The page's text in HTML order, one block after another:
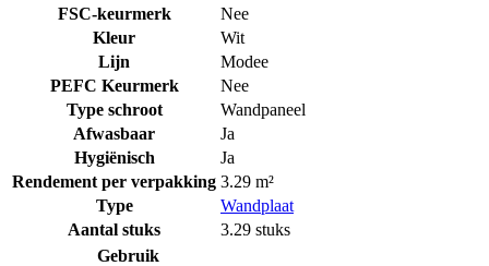
FSC-keurmerk
Nee
Kleur
Wit
Lijn
Modee
PEFC Keurmerk
Nee
Type schroot
Wandpaneel
Afwasbaar
Ja
Hygiënisch
Ja
Rendement per verpakking 3.29 m²
Type
Wandplaat
Aantal stuks
3.29 stuks
Gebruik